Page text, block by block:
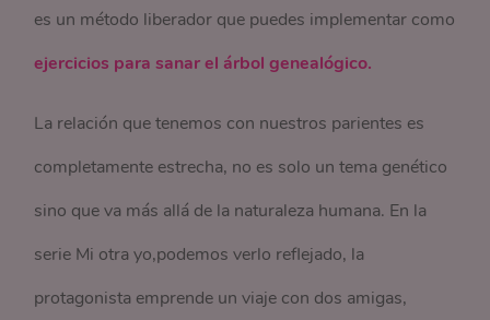
es un método liberador que puedes implementar como
ejercicios para sanar el árbol genealógico.
La relación que tenemos con nuestros parientes es
completamente estrecha, no es solo un tema genético
sino que va más allá de la naturaleza humana. En la
serie Mi otra yo,podemos verlo reflejado, la
protagonista emprende un viaje con dos amigas,